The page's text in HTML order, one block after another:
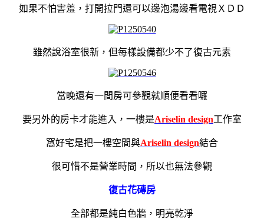
如果不怕害羞，打開拉門還可以邊泡湯邊看電視ＸＤＤ
雖然說浴室很新，但每樣設備都少不了復古元素
當晚還有一間房可參觀就順便看看囉
要另外的房卡才能進入，一樓是Ariselin design工作室
窩好宅是把一樓空間與Ariselin design結合
很可惜不是營業時間，所以也無法參觀
復古花磚房
全部都是純白色牆，明亮乾淨